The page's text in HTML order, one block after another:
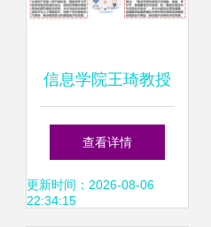
信息学院王琦教授
获批国家科技重大
专项 助力信息科技
查看详情
更新时间：2026-08-06
22:34:15